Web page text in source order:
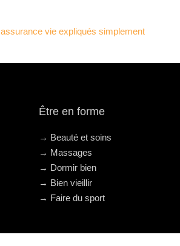
vie expliqués simplement
Être en forme
→ Beauté et soins
→ Massages
→ Dormir bien
→ Bien vieillir
→ Faire du sport